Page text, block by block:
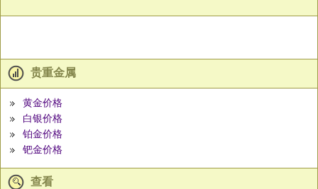
贵重金属
黄金价格
白银价格
铂金价格
钯金价格
查看